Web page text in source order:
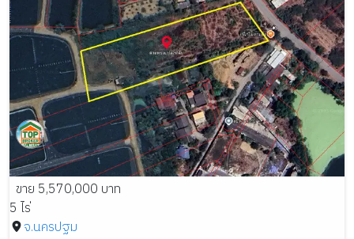
ขาย 5,570,000 บาท
5 ไร่
จ.นครปฐม